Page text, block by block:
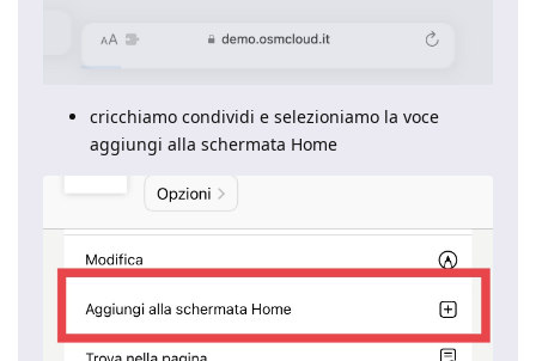
cricchiamo condividi e selezioniamo la voce
aggiungi alla schermata Home